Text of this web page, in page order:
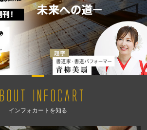
インフォカートを知る